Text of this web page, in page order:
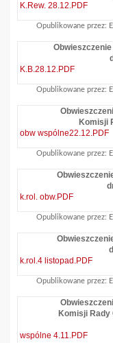
K.Rew. 28.12.PDF
Opublikowane przez:
K.B.28.12.PDF
Opublikowane przez:
Komisji
obw wspólne22.12.PDF
Opublikowane przez:
k.rol. obw.PDF
Opublikowane przez:
k.rol.4 listopad.PDF
Opublikowane przez:
Komisji Rady
wspólne 4.11.PDF